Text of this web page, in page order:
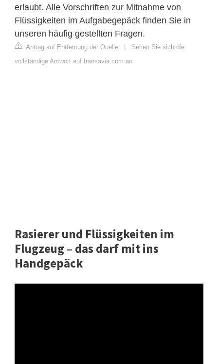
erlaubt. Alle Vorschriften zur Mitnahme von
Flüssigkeiten im Aufgabegepäck finden Sie in
unseren häufig gestellten Fragen.
Antrag auf Entfernung der Quelle
Sehen Sie sich die
vollständige Antwort auf transavia.com an
Rasierer und Flüssigkeiten im
Flugzeug – das darf mit ins
Handgepäck